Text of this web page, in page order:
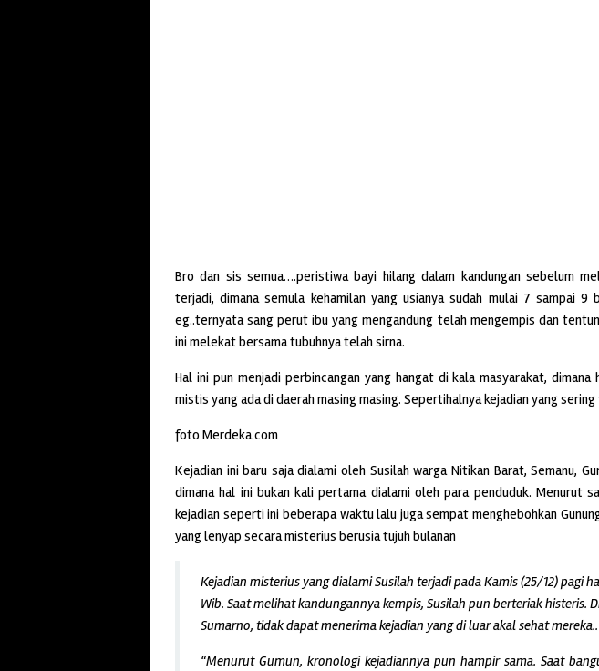
Bro dan sis semua….peristiwa bayi hilang dalam kandungan sebelum
terjadi, dimana semula kehamilan yang usianya sudah mulai 7 sampai 9
eg..ternyata sang perut ibu yang mengandung telah mengempis dan
ini melekat bersama tubuhnya telah sirna.
Hal ini pun menjadi perbincangan yang hangat di kala masyarakat,
mistis yang ada di daerah masing masing. Sepertihalnya kejadian yang
foto Merdeka.com
Kejadian ini baru saja dialami oleh Susilah warga Nitikan Barat, Semanu,
dimana hal ini bukan kali pertama dialami oleh para penduduk. Menurut
kejadian seperti ini beberapa waktu lalu juga sempat menghebohkan
yang lenyap secara misterius berusia tujuh bulanan
Kejadian misterius yang dialami Susilah terjadi pada Kamis (25/12) pagi
Wib. Saat melihat kandungannya kempis, Susilah pun berteriak histeris.
Sumarno, tidak dapat menerima kejadian yang di luar akal sehat mereka..
“Menurut Gumun, kronologi kejadiannya pun hampir sama. Saat